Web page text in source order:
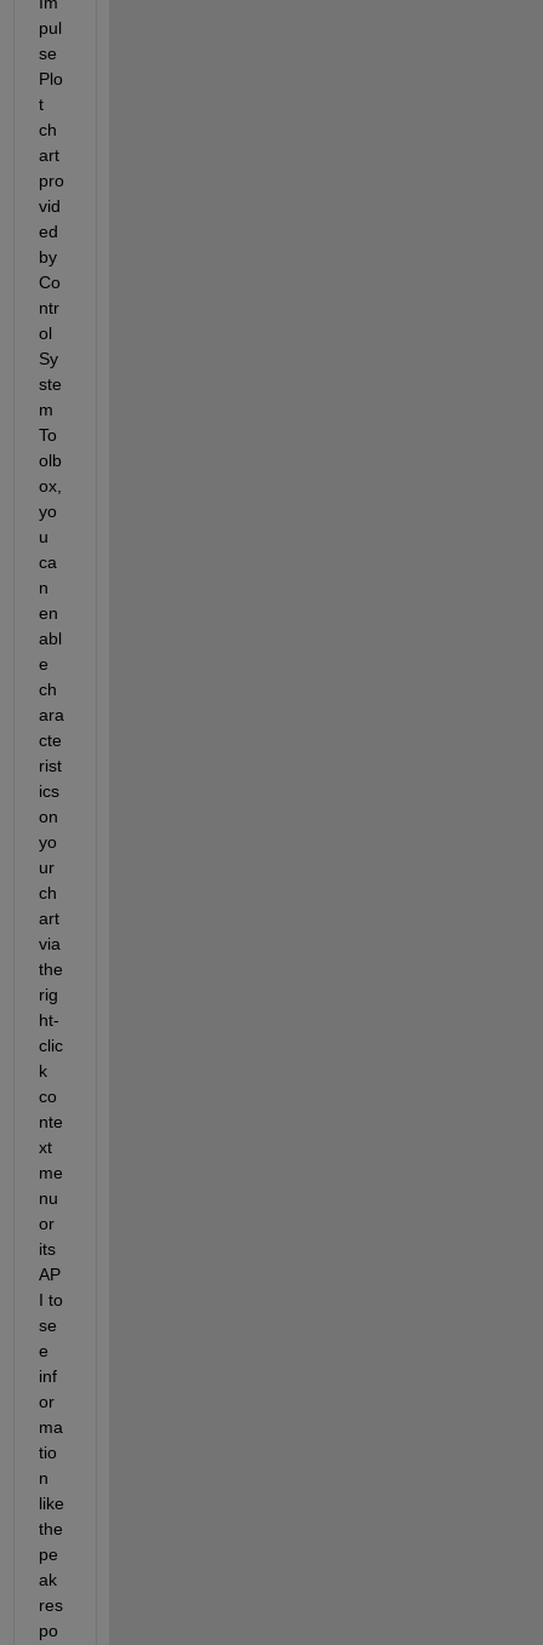
pul
se
Plo
t
ch
art
pro
vid
ed
by
Co
ntr
ol
Sy
ste
m
To
olb
ox,
yo
u
ca
n
en
abl
e
ch
ara
cte
rist
ics
on
yo
ur
ch
art
via
the
rig
ht-
clic
k
co
nte
xt
me
nu
or
its
AP
I to
se
e
inf
or
ma
tio
n
like
the
pe
ak
res
po